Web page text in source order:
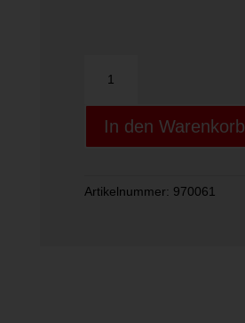
Flying
Rings
MengeIn den Warenkorb
Artikelnummer: 970061